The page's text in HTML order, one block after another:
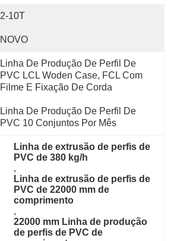
2-10T
NOVO
Linha De Produção De Perfil De
PVC LCL Woden Case, FCL Com
Filme E Fixação De Corda
Linha De Produção De Perfil De
PVC 10 Conjuntos Por Mês
Linha de extrusão de perfis de
PVC de 380 kg/h
,
Linha de extrusão de perfis de
PVC de 22000 mm de
comprimento
,
22000 mm Linha de produção
de perfis de PVC de